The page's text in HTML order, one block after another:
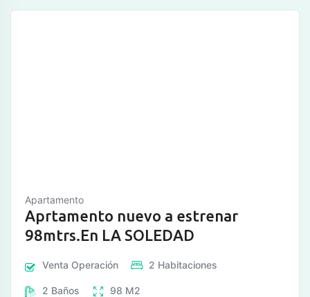
Apartamento
Aprtamento nuevo a estrenar
98mtrs.En LA SOLEDAD
Venta Operación 2 Habitaciones
2 Baños 98 M2